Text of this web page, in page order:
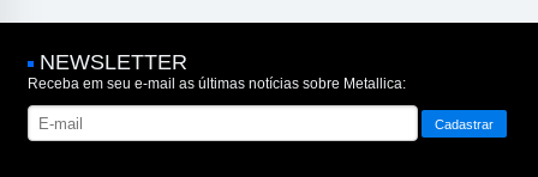
NEWSLETTER
Receba em seu e-mail as últimas notícias sobre Metallica: